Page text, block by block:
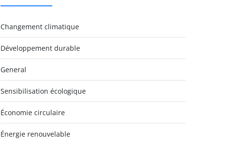
Changement climatique
Développement durable
General
Sensibilisation écologique
Économie circulaire
Énergie renouvelable